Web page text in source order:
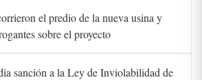
el predio de la nueva usina y
sobre el proyecto
sanción a la Ley de Inviolabilidad de